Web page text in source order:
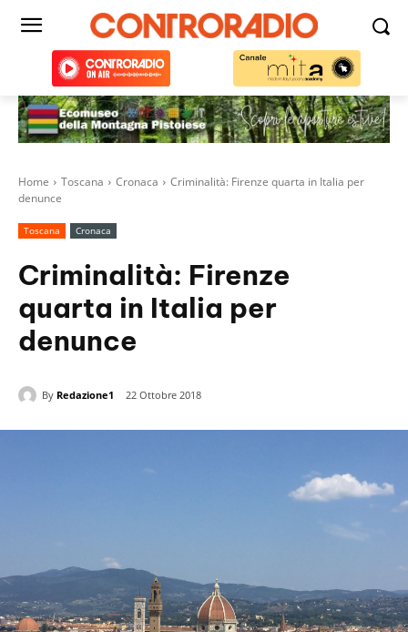
Home Toscana Cronaca
Criminalità: Firenze quarta in Italia per
denunce
Toscana Cronaca
Criminalità: Firenze
quarta in Italia per
denunce
By Redazione1 22 Ottobre 2018